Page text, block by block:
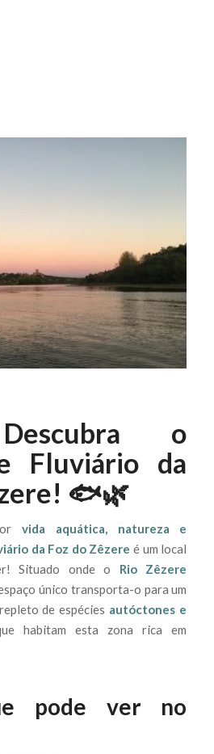
o
Fluviário da
🐟🌿
vida aquática, natureza e
da Foz do Zêzere é um local
Situado onde o Rio Zêzere
único transporta-o para um
de espécies autóctones e
habitam esta zona rica em
pode ver no